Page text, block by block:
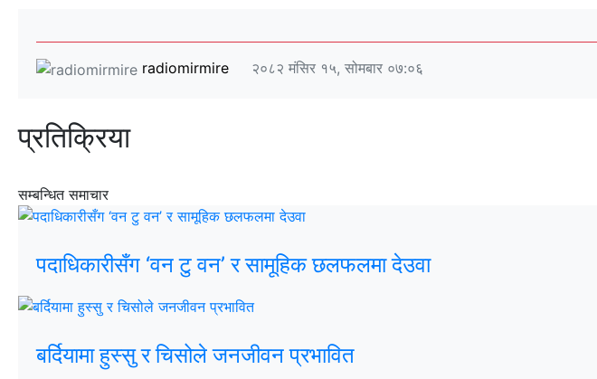
radiomirmire २०८२ मंसिर १५, सोमबार ०७:०६
प्रतिक्रिया
सम्बन्धित समाचार
पदाधिकारीसँग ‘वन टु वन’ र सामूहिक छलफलमा देउवा
बर्दियामा हुस्सु र चिसोले जनजीवन प्रभावित